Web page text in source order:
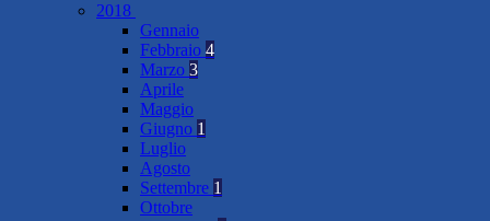
2018
Gennaio
Febbraio 4
Marzo 3
Aprile
Maggio
Giugno 1
Luglio
Agosto
Settembre 1
Ottobre